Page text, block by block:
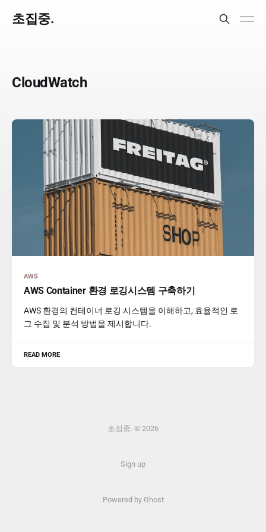
초집중.
CloudWatch
AWS
AWS Container 환경 로깅시스템 구축하기
AWS 환경의 컨테이너 로깅 시스템을 이해하고, 효율적인 로
그 수집 및 분석 방법을 제시합니다.
READ MORE
초집중. © 2026
Sign up
Powered by Ghost